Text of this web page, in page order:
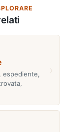
espediente,